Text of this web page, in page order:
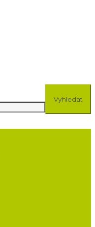
Vyhledat